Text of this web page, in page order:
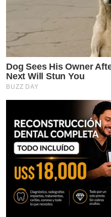
Dog Sees His Owner
Next Will Stun You
BUZZ DAY